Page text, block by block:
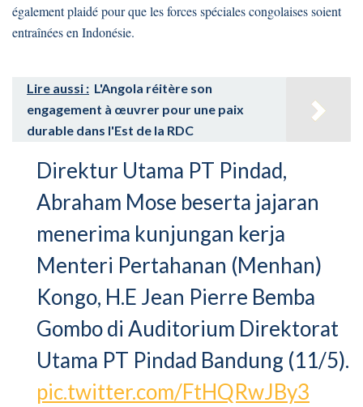
également plaidé pour que les forces spéciales congolaises soient
entraînées en Indonésie.
Lire aussi : L'Angola réitère son
engagement à œuvrer pour une paix
durable dans l'Est de la RDC
Direktur Utama PT Pindad,
Abraham Mose beserta jajaran
menerima kunjungan kerja
Menteri Pertahanan (Menhan)
Kongo, H.E Jean Pierre Bemba
Gombo di Auditorium Direktorat
Utama PT Pindad Bandung (11/5).
pic.twitter.com/FtHQRwJBy3